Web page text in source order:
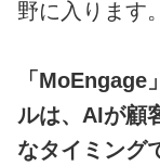
野に入ります。
「
ルは、AIが顧
なタイミング